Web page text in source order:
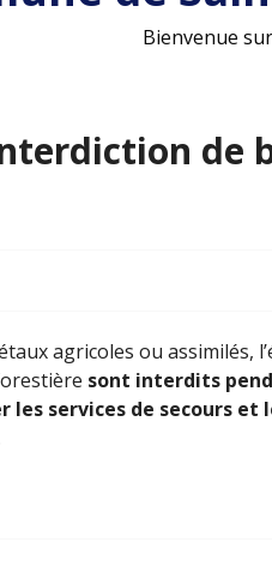
Bienvenue
de
agricoles ou assimilés,
sont interdits
services de secours et